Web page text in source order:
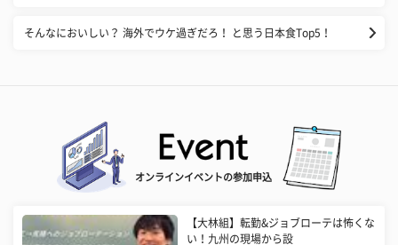
そんなにおいしい？ 海外でウケ過ぎだろ！ と思う日本食Top5！
オンラインイベントの参加申込
【大林組】転勤&ジョブローテは怖くな
い！九州の現場から設